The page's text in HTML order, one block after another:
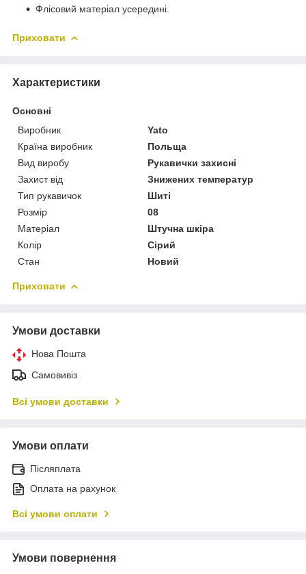
Флісовий матеріал усередині.
Приховати
Характеристики
Основні
Виробник
Yato
Країна виробник
Польща
Вид виробу
Рукавички захисні
Захист від
Знижених температур
Тип рукавичок
Шиті
Розмір
08
Матеріал
Штучна шкіра
Колір
Сірий
Стан
Новий
Приховати
Умови доставки
Нова Пошта
Самовивіз
Всі умови доставки
Умови оплати
Післяплата
Оплата на рахунок
Всі умови оплати
Умови повернення